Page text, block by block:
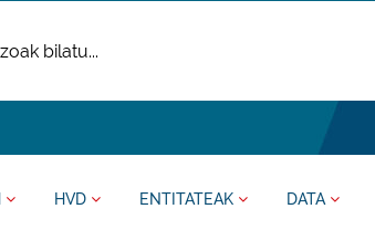
HVD ENTITATEAK DATA